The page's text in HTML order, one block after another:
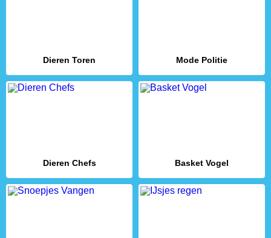
Dieren Toren Mode Politie
Dieren Chefs Basket Vogel